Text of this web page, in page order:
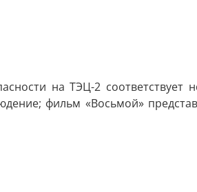
на ТЭЦ-2 соответствует
фильм «Восьмой»